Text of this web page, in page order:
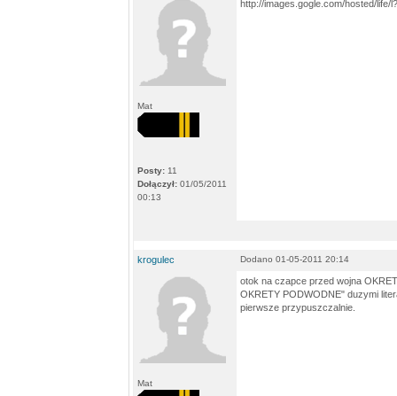
Mat
Posty: 11
Dołączył: 01/05/2011
00:13
http://images.gogle.com/hosted/life/
krogulec Dodano 01-05-2011 20:14
Mat
otok na czapce przed wojna
OKRETY PODWODNE" duzymi
pierwsze przypuszczalnie.